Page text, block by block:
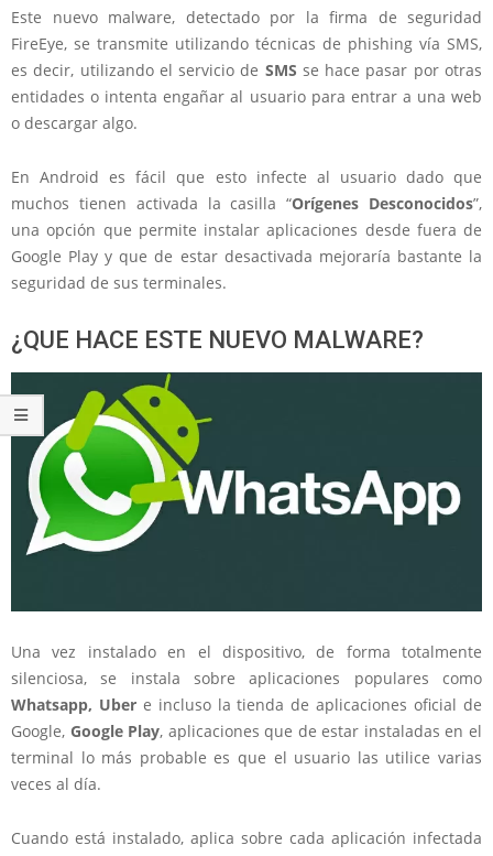
Este nuevo malware, detectado por la firma de seguridad
FireEye, se transmite utilizando técnicas de phishing vía SMS,
es decir, utilizando el servicio de SMS se hace pasar por otras
entidades o intenta engañar al usuario para entrar a una web
o descargar algo.
En Android es fácil que esto infecte al usuario dado que
muchos tienen activada la casilla “Orígenes Desconocidos”,
una opción que permite instalar aplicaciones desde fuera de
Google Play y que de estar desactivada mejoraría bastante la
seguridad de sus terminales.
¿QUE HACE ESTE NUEVO MALWARE?
Una vez instalado en el dispositivo, de forma totalmente
silenciosa, se instala sobre aplicaciones populares como
Whatsapp, Uber e incluso la tienda de aplicaciones oficial de
Google, Google Play, aplicaciones que de estar instaladas en el
terminal lo más probable es que el usuario las utilice varias
veces al día.
Cuando está instalado, aplica sobre cada aplicación infectada